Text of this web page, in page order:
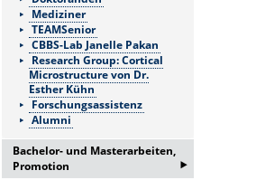
Mediziner
TEAMSenior
CBBS-Lab Janelle Pakan
Research Group: Cortical
Microstructure von Dr.
Esther Kühn
Forschungsassistenz
Alumni
Bachelor- und Masterarbeiten,
Promotion
‣